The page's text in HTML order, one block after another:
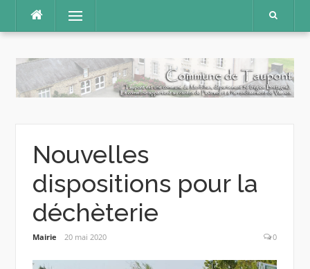
contenu
Menu
Nouvelles
dispositions pour la
déchèterie
Mairie 20 mai 2020 0